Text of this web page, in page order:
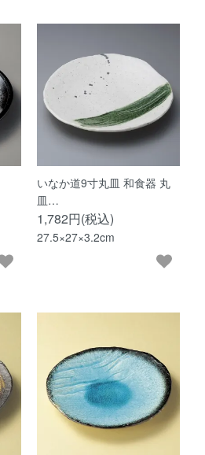
いなか道9寸丸皿 和食器 丸
皿…
1,782円(税込)
27.5×27×3.2cm